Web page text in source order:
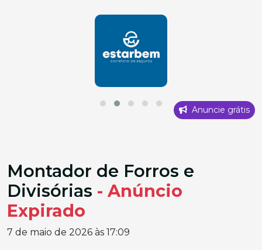
Anuncie grátis
Montador de Forros e
Divisórias - Anúncio
Expirado
7 de maio de 2026 às 17:09